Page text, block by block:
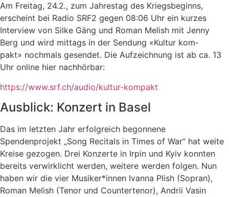
Am Freitag, 24.2., zum Jahrestag des Kriegsbeginns,
erscheint bei Radio SRF2 gegen 08:06 Uhr ein kur­zes
Interview von Silke Gäng und Roman Melish mit Jenny
Berg und wird mit­tags in der Sendung «Kultur kom­
pakt» noch­mals gesen­det. Die Aufzeichnung ist ab ca. 13
Uhr online hier nachhörbar:
https://www.srf.ch/audio/kultur-kompakt
Ausblick: Konzert in Basel
Das im letz­ten Jahr erfolg­reich begon­ne­ne
Spendenprojekt „Song Recitals in Times of War“ hat wei­te
Kreise gezo­gen. Drei Konzerte in Irpin und Kyiv konn­ten
bereits ver­wirk­licht wer­den, wei­te­re wer­den fol­gen. Nun
haben wir die vier Musiker*innen Ivanna Plish (Sopran),
Roman Melish (Tenor und Countertenor), Andrii Vasin